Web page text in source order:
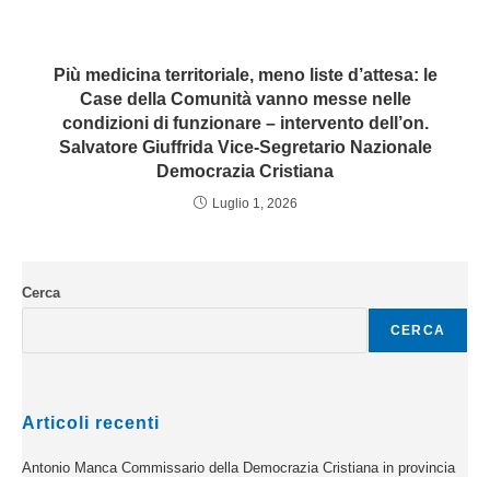
Più medicina territoriale, meno liste d’attesa: le
Case della Comunità vanno messe nelle
condizioni di funzionare – intervento dell’on.
Salvatore Giuffrida Vice-Segretario Nazionale
Democrazia Cristiana
Luglio 1, 2026
Cerca
CERCA
Articoli recenti
Antonio Manca Commissario della Democrazia Cristiana in provincia